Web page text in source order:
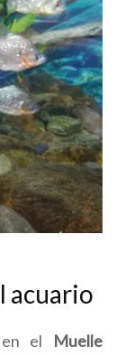
acuario
el Muelle